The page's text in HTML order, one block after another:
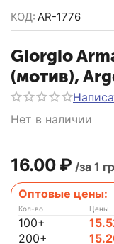
КОД: AR-1776
Giorgio
(мотив),
Нет в наличии
16.00 ₽ /за 1
Оптовые цены:
Кол-во
100+
200+
Цены